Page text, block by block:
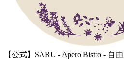
【公式】SARU - Apero Bistro -